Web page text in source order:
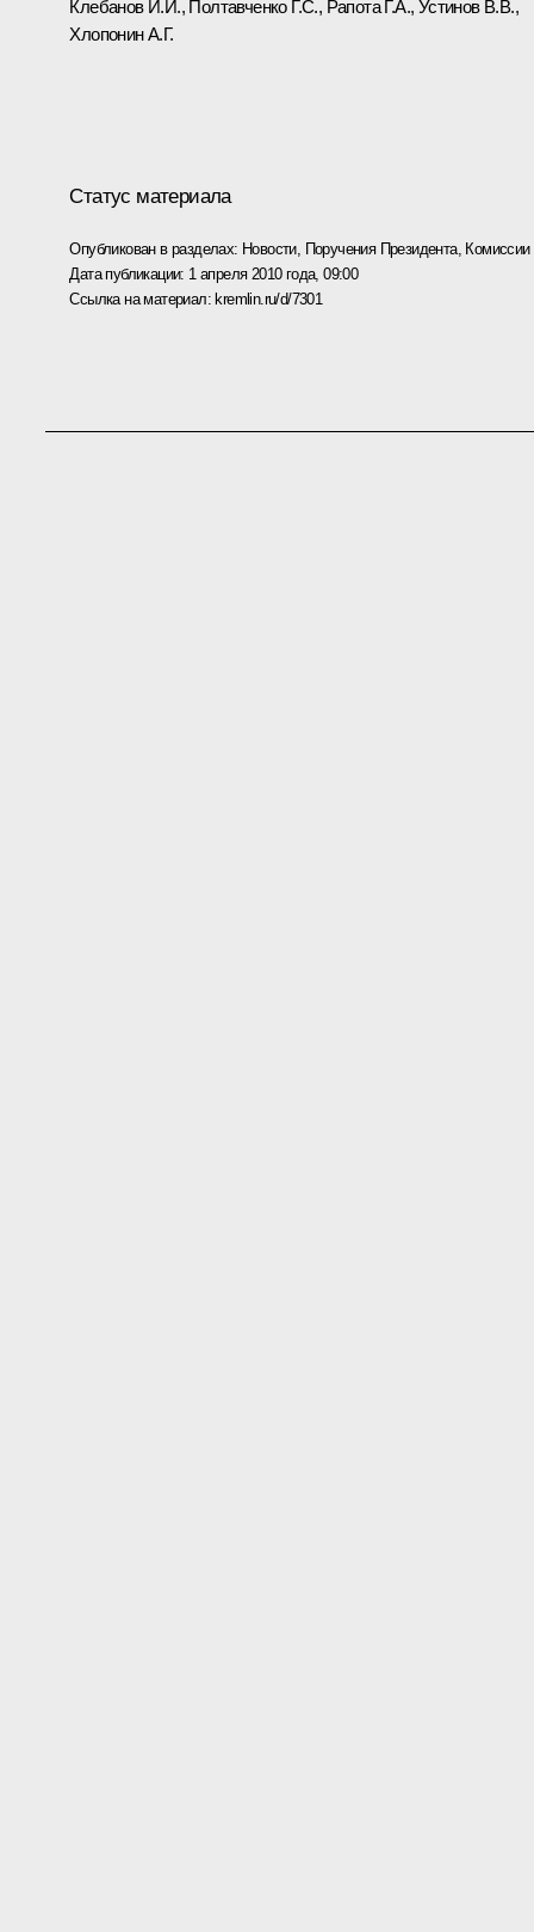
Клебанов И.И., Полтавченко Г.С., Рапота Г.А., Устинов В.В.,
Хлопонин А.Г.
Статус материала
Опубликован в разделах: Новости, Поручения Президента,
Дата публикации: 1 апреля 2010 года, 09:00
Ссылка на материал: kremlin.ru/d/7301